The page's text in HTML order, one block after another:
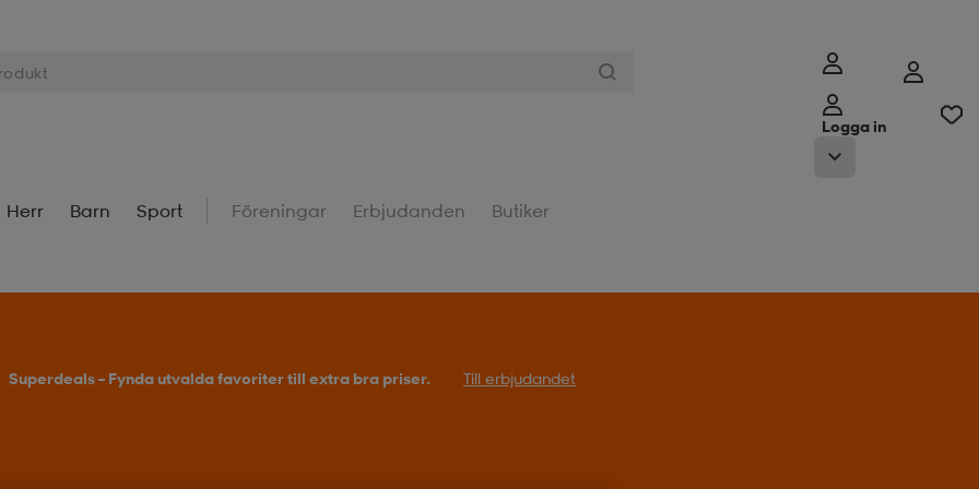
Logga in
Herr Barn Sport Föreningar Erbjudanden Butiker
Superdeals – Fynda utvalda favoriter till extra bra priser. Till erbjudandet